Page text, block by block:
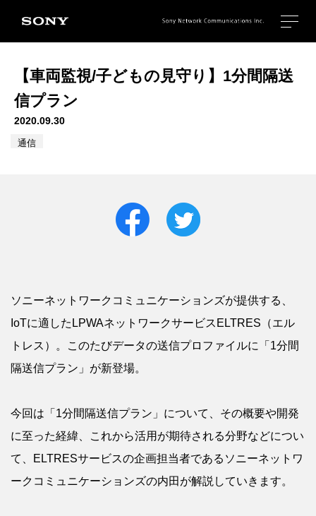
【車両監視/子どもの見守り】1分間隔送
信プラン
2020.09.30
通信
ソニーネットワークコミュニケーションズが提供する、
IoTに適したLPWAネットワークサービスELTRES（エル
トレス）。このたびデータの送信プロファイルに「1分間
隔送信プラン」が新登場。
今回は「1分間隔送信プラン」について、その概要や開発
に至った経緯、これから活用が期待される分野などについ
て、ELTRESサービスの企画担当者であるソニーネットワ
ークコミュニケーションズの内田が解説していきます。